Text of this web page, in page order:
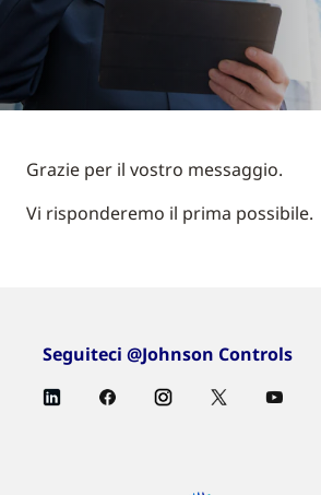
Grazie per il vostro messaggio.
Vi risponderemo il prima possibile.
Seguiteci @Johnson Controls